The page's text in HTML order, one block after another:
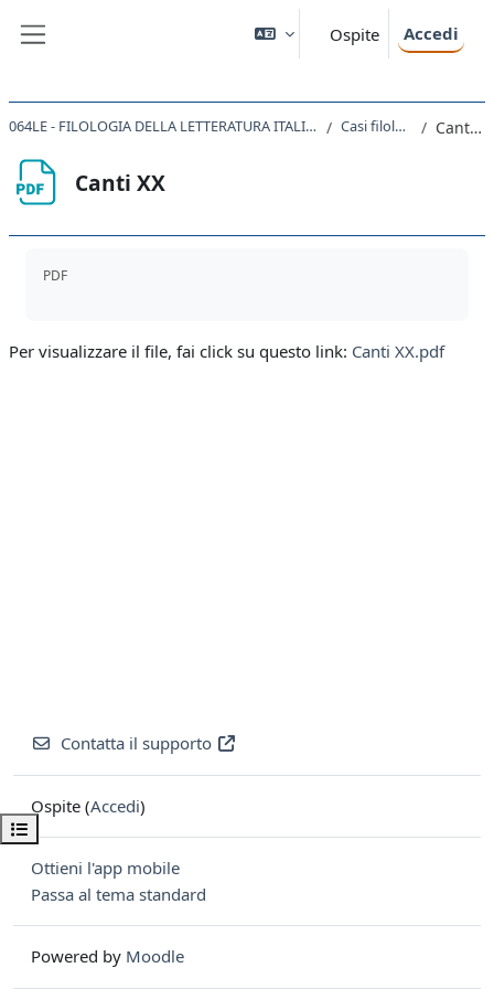
Ospite Accedi
Apri indice del corso
064LE - FILOLOGIA DELLA LETTERATURA ITALIANA 2020 Casi filologici Canti XX
Canti XX
PDF
Per visualizzare il file, fai click su questo link: Canti XX.pdf
Contatta il supporto
Ospite (Accedi)
Ottieni l'app mobile
Passa al tema standard
Powered by Moodle